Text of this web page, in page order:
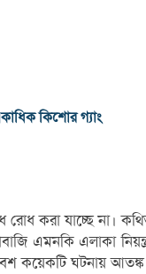
কিশোর গ্যাং
করা যাচ্ছে না।
এমনকি এলাকা
কয়েকটি ঘটনায়